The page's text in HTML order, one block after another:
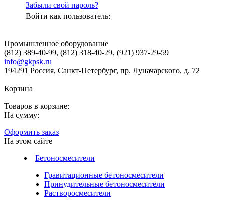
Забыли свой пароль?
Войти как пользователь:
Промышленное оборудование
(812) 389-40-99, (812) 318-40-29, (921) 937-29-59
info@gkpsk.ru
194291 Россия, Санкт-Петербург, пр. Луначарского, д. 72
Корзина
Товаров в корзине:
На сумму:
Оформить заказ
На этом сайте
Бетоносмесители
Гравитационные бетоносмесители
Принудительные бетоносмесители
Растворосмесители